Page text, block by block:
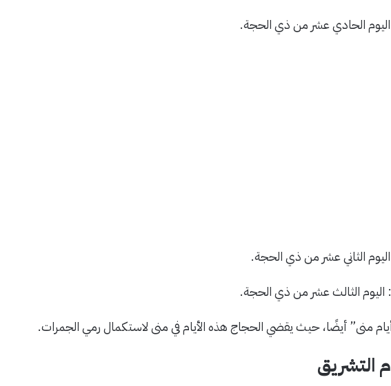
اليوم الحادي عشر من ذي الحجة.
اليوم الثاني عشر من ذي الحجة.
اليوم الثالث عشر من ذي الحجة.
منى” أيضًا، حيث يقضي الحجاج هذه الأيام في منى لاستكمال رمي الجمرات.
التشريق